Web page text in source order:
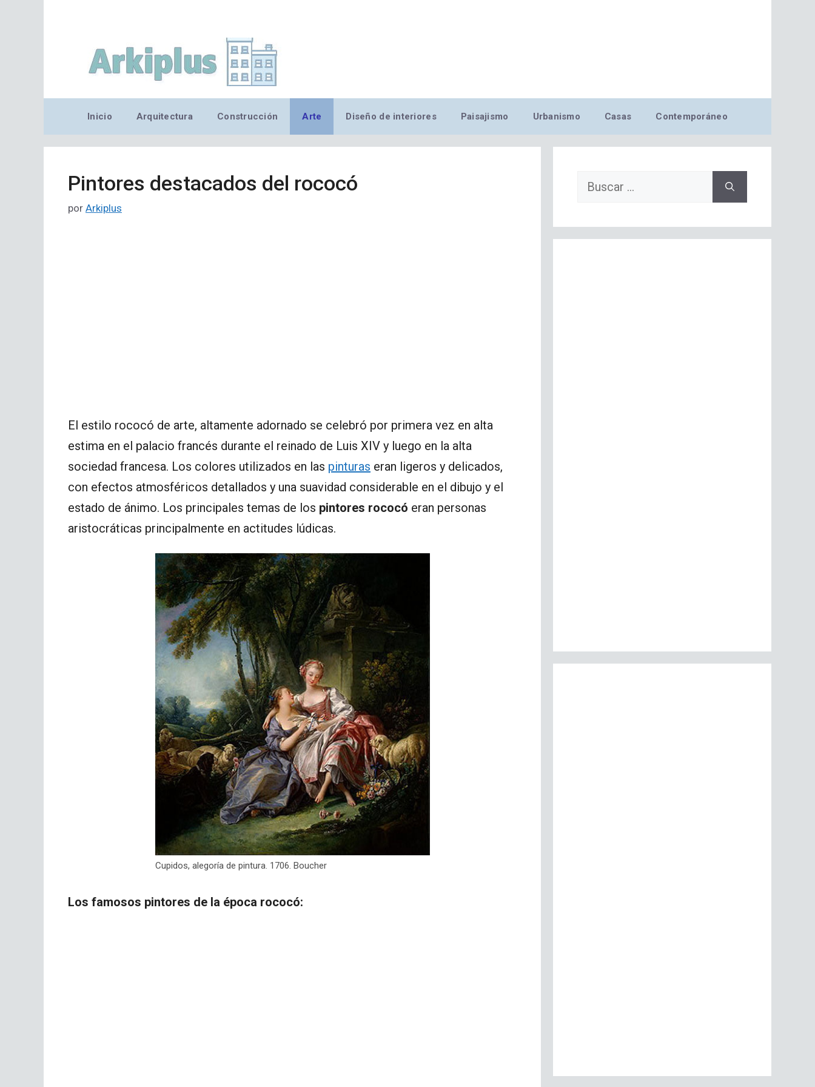
Inicio Arquitectura Construcción Arte Diseño de interiores Paisajismo Urbanismo Casas Contemporáneo
Pintores destacados del rococó
por Arkiplus
El estilo rococó de arte, altamente adornado se celebró por primera vez en alta
estima en el palacio francés durante el reinado de Luis XIV y luego en la alta
sociedad francesa. Los colores utilizados en las pinturas eran ligeros y delicados,
con efectos atmosféricos detallados y una suavidad considerable en el dibujo y el
estado de ánimo. Los principales temas de los pintores rococó eran personas
aristocráticas principalmente en actitudes lúdicas.
Cupidos, alegoría de pintura. 1706. Boucher
Los famosos pintores de la época rococó:
Buscar: